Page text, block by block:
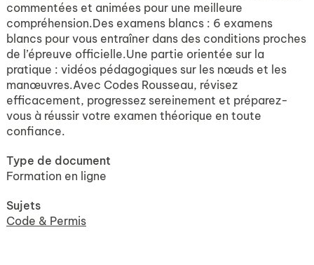
commentées et animées pour une meilleure
compréhension.Des examens blancs : 6 examens
blancs pour vous entraîner dans des conditions proches
de l’épreuve officielle.Une partie orientée sur la
pratique : vidéos pédagogiques sur les nœuds et les
manœuvres.Avec Codes Rousseau, révisez
efficacement, progressez sereinement et préparez-
vous à réussir votre examen théorique en toute
confiance.
Type de document
Formation en ligne
Sujets
Code & Permis